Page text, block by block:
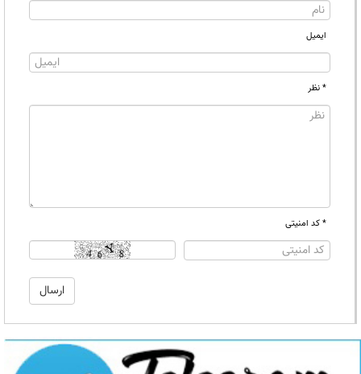
ایمیل
* نظر
* کد امنیتی